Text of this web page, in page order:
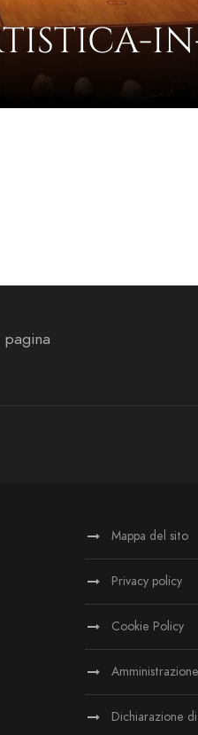
Mappa del sito
Privacy policy
Cookie Policy
Dichiarazione